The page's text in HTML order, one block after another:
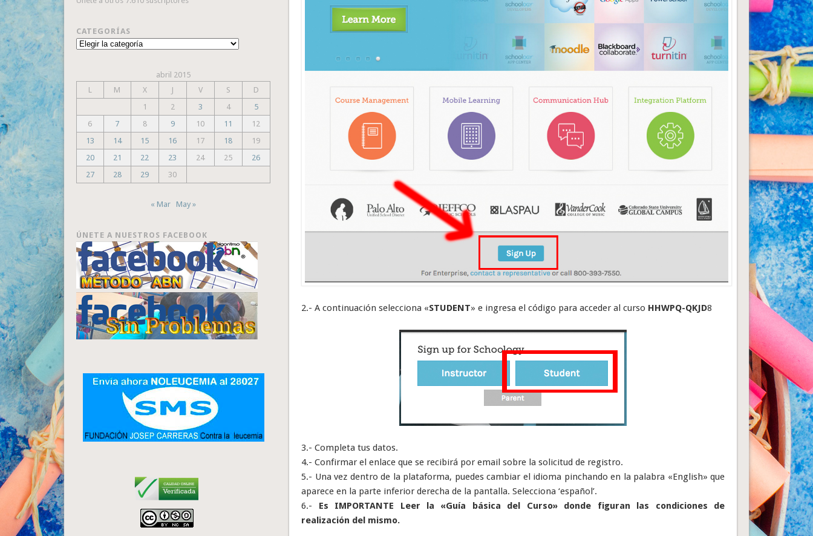
2.- A continuación selecciona «STUDENT» e ingresa el código para acceder al curso HHWPQ-QKJD8
3.- Completa tus datos.
4.- Confirmar el enlace que se recibirá por email sobre la solicitud de registro.
5.- Una vez dentro de la plataforma, puedes cambiar el idioma pinchando en la palabra «English» que
aparece en la parte inferior derecha de la pantalla. Selecciona ‘español’.
6.- Es IMPORTANTE Leer la «Guía básica del Curso» donde figuran las condiciones de
realización del mismo.
CATEGORÍAS
Categorías
abril 2015
L
M X J V S
D
1
2 3 4
5
6
7 8 9 10 11
12
13
14 15 16 17 18
19
20
21 22 23 24 25
26
27
28 29 30
« Mar May »
ÚNETE A NUESTROS FACEBOOK